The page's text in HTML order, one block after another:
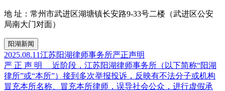
地 址： 常州市武进区湖塘镇长安路9-33号二楼（武进区公安
局南大门对面）
阳湖新闻
2025.08.11江苏阳湖律师事务所严正声明
严 正 声 明 近阶段，江苏阳湖律师事务所（以下简称“阳湖
律所”或“本所”）接到多次举报投诉，反映有不法分子或机构
冒充本所名称、冒充本所律师，误导社会公众，进行虚假承